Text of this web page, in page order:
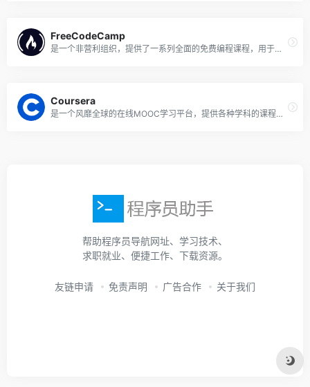
FreeCodeCamp
是一个非营利组织，提供了一系列全面的免费编程课程，用于帮助编程入门人员学习网页开发和计算机科学。网站上的课程包括互动编程挑战、文章教程和视频讲解等。
Coursera
是一个风靡全球的在线MOOC学习平台，提供各种学科的课程，包括计算机科学和编程。您可以访问全球各地大学和组织的大量课程。该平台还提供Web开发，数据科学，机器学习、人工智能等相关主题的课程。
帮助程序员导航网址、学习技术、
求职就业、便捷工作、下载资源。
友链申请 免责声明 广告合作 关于我们